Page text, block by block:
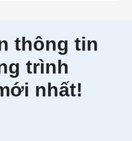
thông tin
trình
nhất!